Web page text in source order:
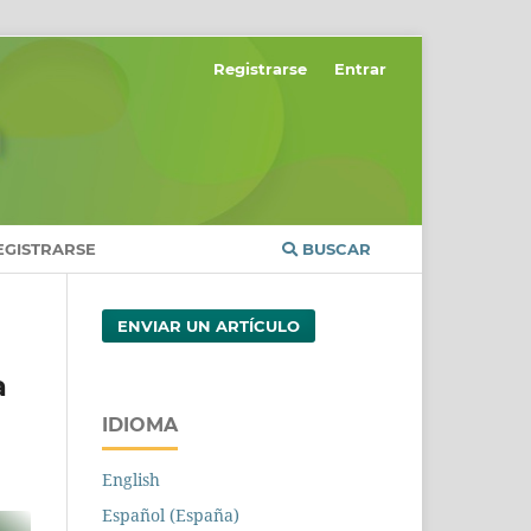
BUSCAR
Registrarse Entrar
ENVIAR UN ARTÍCULO
IDIOMA
English
Español (España)